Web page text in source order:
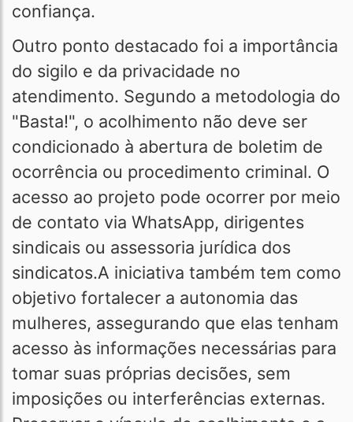
confiança.
Outro ponto destacado foi a importância
do sigilo e da privacidade no
atendimento. Segundo a metodologia do
"Basta!", o acolhimento não deve ser
condicionado à abertura de boletim de
ocorrência ou procedimento criminal. O
acesso ao projeto pode ocorrer por meio
de contato via WhatsApp, dirigentes
sindicais ou assessoria jurídica dos
sindicatos.A iniciativa também tem como
objetivo fortalecer a autonomia das
mulheres, assegurando que elas tenham
acesso às informações necessárias para
tomar suas próprias decisões, sem
imposições ou interferências externas.